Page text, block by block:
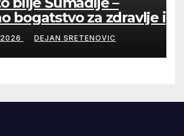
bogatstvo za zdravlje i
čajeveDEJAN SRETENOVIC